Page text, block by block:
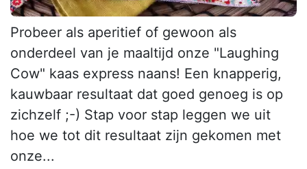
Probeer als aperitief of gewoon als
onderdeel van je maaltijd onze "Laughing
Cow" kaas express naans! Een knapperig,
kauwbaar resultaat dat goed genoeg is op
zichzelf ;-) Stap voor stap leggen we uit
hoe we tot dit resultaat zijn gekomen met
onze...